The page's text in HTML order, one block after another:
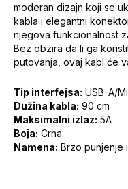
moderan dizajn koji se
kabla i elegantni
njegova funkcionalnost
Bez obzira da li ga
putovanja, ovaj kabl će
Tip interfejsa: USB-A/
Dužina kabla: 90 cm
Maksimalni izlaz: 5A
Boja: Crna
Namena: Brzo punjenje